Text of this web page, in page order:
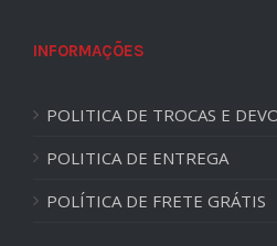
INFORMAÇÕES
POLITICA DE TROCAS E
POLITICA DE ENTREGA
POLÍTICA DE FRETE GRÁTIS